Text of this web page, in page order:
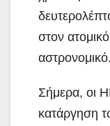
στον
αστρονομικό.
Σήμερα, οι
κατάργηση